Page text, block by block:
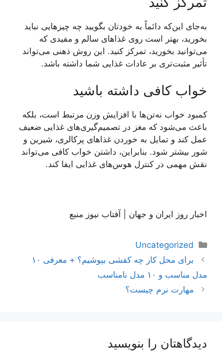
به‌جای این‌که دائماً به خودتان بگویید چه چیز‌هایی نباید
بخورید، بهتر است روی غذا‌های سالم و مفیدی که
می‌توانید بخورید، تمرکز کنید. این روش ذهنی می‌تواند
تأثیر مثبت‌تری بر عادات غذایی شما داشته باشد.
خواب کافی داشته باشید
کمبود خواب نه‌تن‌ها با افزایش وزن مرتبط است، بلکه
باعث می‌شود که مغز در تصمیم‌گیری‌های غذایی ضعیف
عمل کند و تمایل به خوردن غذا‌های پرکالری، شیرین و
شور بیشتر شود. بنابراین، داشتن خواب کافی می‌تواند
نقش مهمی در کنترل هوس‌های غذایی ایفا کند.
اخبار روز ایران و جهان | آفتاب نیوز منبع
دسته‌ها
Uncategorized
ناوبری
نوشته‌ها
برای محل کار چه کفشی بپوشیم؟ + معرفی ۱۰
مدل مناسب و ۱۰ مدل نامناسب
مهارت نرم چیست؟
دیدگاهتان را بنویسید